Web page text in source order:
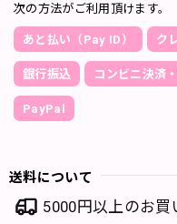
次の方法がご利用頂けます。
あと払い（Pay ID） ク
銀行振込 コンビニ決済
PayPal
送料について
5000円以上のお買